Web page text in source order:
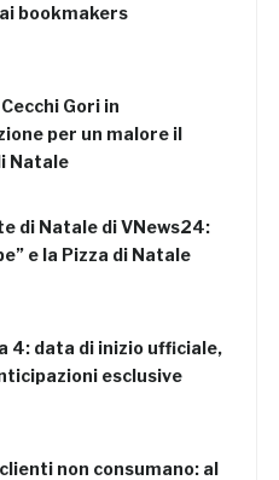
bookmakers
Gori in
per un malore il
Natale
di Natale di VNews24:
e la Pizza di Natale
4: data di inizio ufficiale,
esclusive
non consumano: al